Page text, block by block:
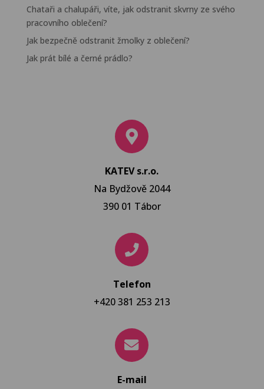
Chataři a chalupáři, víte, jak odstranit skvrny ze svého
pracovního oblečení?
Jak bezpečně odstranit žmolky z oblečení?
Jak prát bílé a černé prádlo?
KATEV s.r.o.
Na Bydžově 2044
390 01 Tábor
Telefon
+420 381 253 213
E-mail